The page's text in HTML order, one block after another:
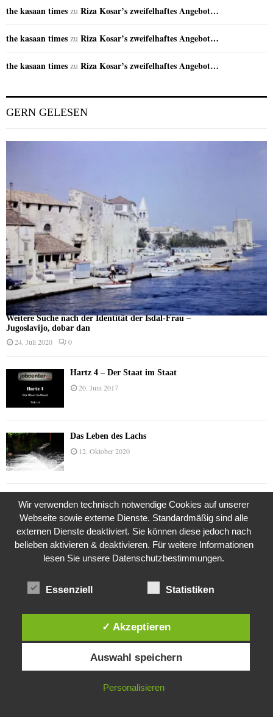
the kasaan times zu Riza Kosar’s zweifelhaftes Angebot…
the kasaan times zu Riza Kosar’s zweifelhaftes Angebot…
the kasaan times zu Riza Kosar’s zweifelhaftes Angebot…
GERN GELESEN
Weitere Suche nach der Identität der Isdal-Frau –
Jugoslavijo, dobar dan
24. Juli 2020 0
Hartz 4 – Der Staat im Staat
20. Juni 2017
Das Leben des Lachs
12. Oktober 2020
Die Geschichte der Kubushäuser
9. Juli 2018
Was ist denn das? -Mars „SOL 735“ Rover Curiosity
Die Brexit-Lüge (1/8 Teil)
3. November 2019
Die Straße radikalisiert jeden Tag ein Stückchen
Diese Website verwendet Cookies. Durch die weitere Nutzung dieser
Website stimmst du der Verwendung von Cookies zu.
IN ORDNUNG
Wir verwenden technisch notwendige Cookies auf unserer
Webseite sowie externe Dienste. Standardmäßig sind alle
externen Dienste deaktiviert. Sie können diese jedoch nach
belieben aktivieren & deaktivieren. Für weitere Informationen
lesen Sie unsere Datenschutzbestimmungen.
Essenziell Statistiken
✓ Akzeptieren
Auswahl speichern
Personalisieren